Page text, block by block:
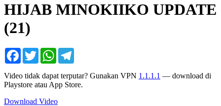
HIJAB MINOKIIKO UPDATE
(21)
Facebook
TwitterWhatsApp
Video tidak dapat terputar? Gunakan VPN 1.1.1.1 — download di
Playstore atau App Store.
Download Video